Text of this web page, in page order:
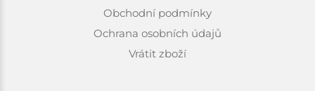
Obchodní podmínky
Ochrana osobních údajů
Vrátit zboží